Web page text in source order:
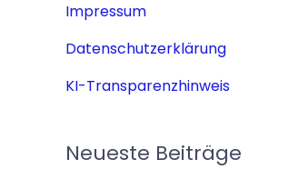
Impressum
Datenschutzerklärung
KI-Transparenzhinweis
Neueste Beiträge